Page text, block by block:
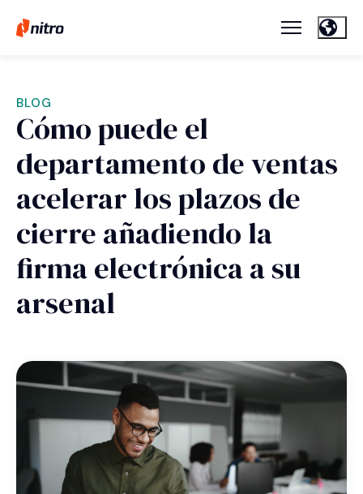
BLOG
Cómo puede el
departamento de ventas
acelerar los plazos de
cierre añadiendo la
firma electrónica a su
arsenal